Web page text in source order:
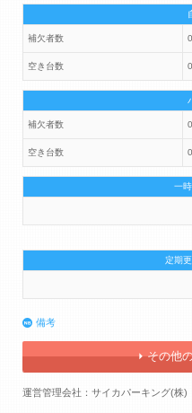
補欠者数
空き台数
補欠者数
空き台数
一
定期
備考
その他
運営管理会社：サイカパーキング(